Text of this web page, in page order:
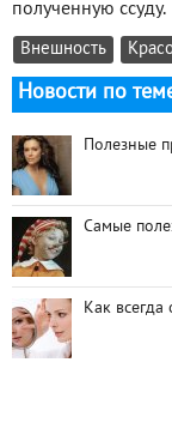
полученную ссуду.
Внешность
Новости по
Полезные
Самые
Как всегда